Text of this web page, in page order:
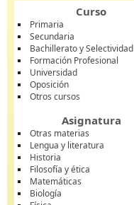
Curso
Primaria
Secundaria
Bachillerato y Selectividad
Formación Profesional
Universidad
Oposición
Otros cursos
Asignatura
Otras materias
Lengua y literatura
Historia
Filosofía y ética
Matemáticas
Biología